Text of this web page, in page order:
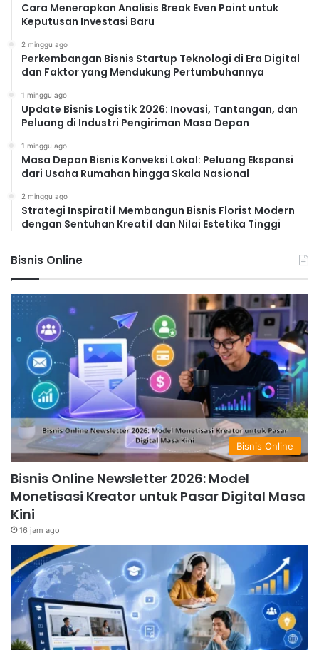
Cara Menerapkan Analisis Break Even Point untuk
Keputusan Investasi Baru
2 minggu ago
Perkembangan Bisnis Startup Teknologi di Era Digital
dan Faktor yang Mendukung Pertumbuhannya
1 minggu ago
Update Bisnis Logistik 2026: Inovasi, Tantangan, dan
Peluang di Industri Pengiriman Masa Depan
1 minggu ago
Masa Depan Bisnis Konveksi Lokal: Peluang Ekspansi
dari Usaha Rumahan hingga Skala Nasional
2 minggu ago
Strategi Inspiratif Membangun Bisnis Florist Modern
dengan Sentuhan Kreatif dan Nilai Estetika Tinggi
Bisnis Online
Bisnis Online
Bisnis Online Newsletter 2026: Model
Monetisasi Kreator untuk Pasar Digital Masa
Kini
16 jam ago